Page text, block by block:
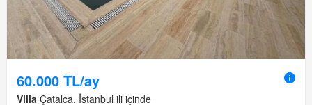
60.000 TL/ay
Villa Çatalca, İstanbul ili içinde